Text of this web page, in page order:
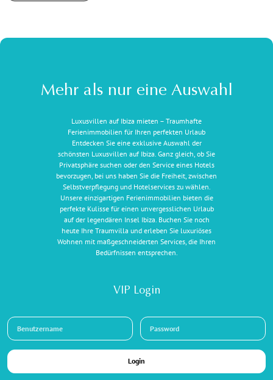
Mehr als nur eine Auswahl
Luxusvillen auf Ibiza mieten – Traumhafte
Ferienimmobilien für Ihren perfekten Urlaub
Entdecken Sie eine exklusive Auswahl der
schönsten Luxusvillen auf Ibiza. Ganz gleich, ob Sie
Privatsphäre suchen oder den Service eines Hotels
bevorzugen, bei uns haben Sie die Freiheit, zwischen
Selbstverpflegung und Hotelservices zu wählen.
Unsere einzigartigen Ferienimmobilien bieten die
perfekte Kulisse für einen unvergesslichen Urlaub
auf der legendären Insel Ibiza. Buchen Sie noch
heute Ihre Traumvilla und erleben Sie luxuriöses
Wohnen mit maßgeschneiderten Services, die Ihren
Bedürfnissen entsprechen.
VIP Login
Login